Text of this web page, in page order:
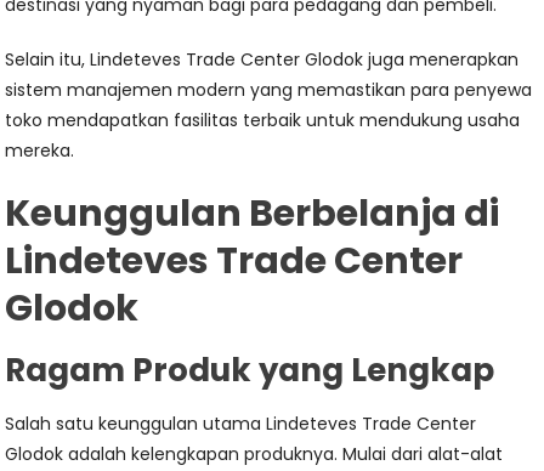
destinasi yang nyaman bagi para pedagang dan pembeli.
Selain itu, Lindeteves Trade Center Glodok juga menerapkan
sistem manajemen modern yang memastikan para penyewa
toko mendapatkan fasilitas terbaik untuk mendukung usaha
mereka.
Keunggulan Berbelanja di
Lindeteves Trade Center
Glodok
Ragam Produk yang Lengkap
Salah satu keunggulan utama Lindeteves Trade Center
Glodok adalah kelengkapan produknya. Mulai dari alat-alat